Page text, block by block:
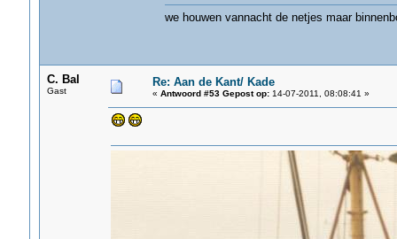
we houwen vannacht de netjes maar
C. Bal
Gast
Re: Aan de Kant/ Kade
« Antwoord #53 Gepost op:14-07-2011, 08:08:41 »